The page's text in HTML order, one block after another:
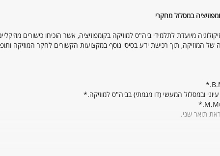
במסלול מחקרי
מיועדת לתלמידי ביה"ס למוזיקה בקומפוזיציה, אשר הוכיחו כישורים
של המוזיקה, תוך רכישת ידע בסיסי נוסף במקצועות הקשורים לחקר המוזיקה
תואר שני.